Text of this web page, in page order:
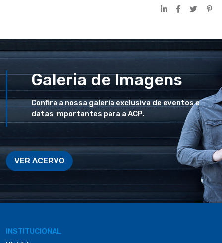
Galeria de Imagens
Confira a nossa galeria exclusiva de eventos e
datas importantes para a ACP.
VER ACERVO
INSTITUCIONAL